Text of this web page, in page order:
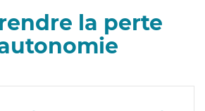
la perte